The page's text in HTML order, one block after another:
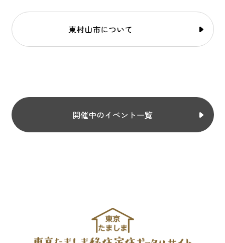
東村山市について
開催中のイベント一覧